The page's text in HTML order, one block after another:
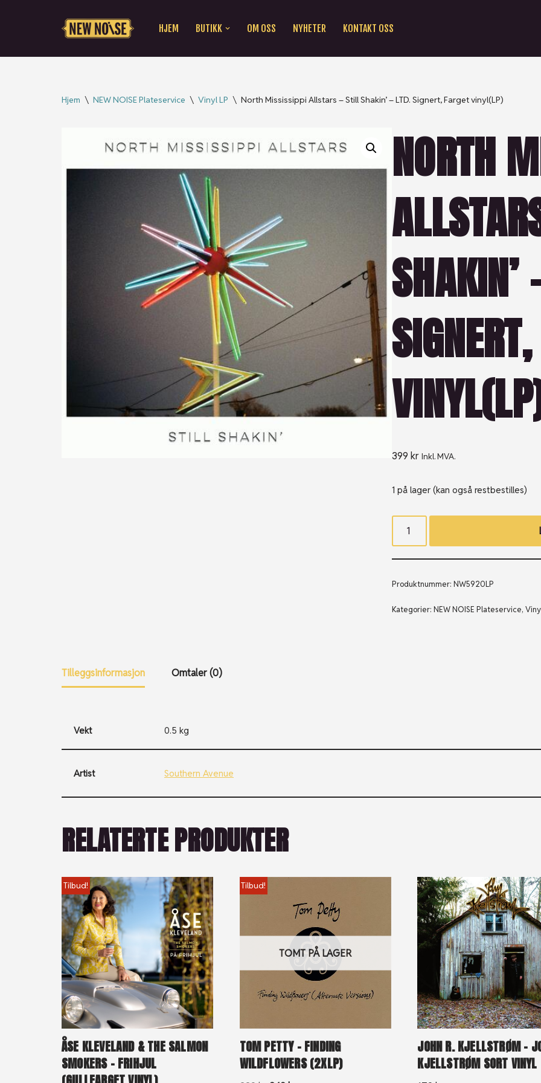
HJEM BUTIKK OM OSS NYHETER KONTAKT OSS
Hjem \ NEW NOISE Plateservice \ Vinyl LP \ North Mississippi Allstars – Still Shakin’ – LTD. Signert, Farget vinyl(LP)
NORTH
SHAKIN’
399 kr Inkl. MVA.
1 på lager (kan også restbestilles)
Produktnummer:NW5920LP
Kategorier:NEW NOISE Plateservice,
Tilleggsinformasjon Omtaler (0)
Vekt 0.5 kg
Artist Southern Avenue
RELATERTE PRODUKTER
Tilbud!
ÅSE KLEVELAND & THE SALMON
SMOKERS – FRIHJUL
TOMT PÅ LAGER
Tilbud!
TOM PETTY – FINDING
WILDFLOWERS (2XLP)
JOHN R. KJELLSTRØM –
KJELLSTRØM SORT VINYL